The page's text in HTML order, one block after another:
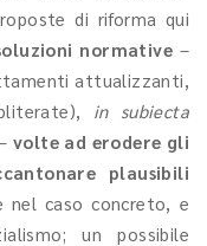
di riforma qui
normative–
attualizzanti,
in subiecta
volte ad erodere gli
plausibili
nel caso concreto, e
un possibile